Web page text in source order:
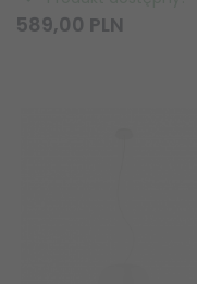
589,00 PLN